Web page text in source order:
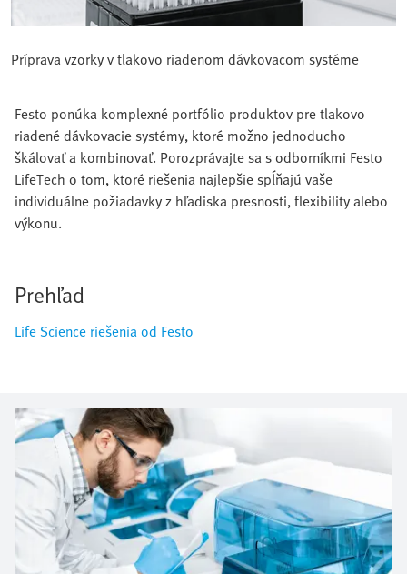
Príprava vzorky v tlakovo riadenom dávkovacom systéme
Festo ponúka komplexné portfólio produktov pre tlakovo
riadené dávkovacie systémy, ktoré možno jednoducho
škálovať a kombinovať. Porozprávajte sa s odborníkmi Festo
LifeTech o tom, ktoré riešenia najlepšie spĺňajú vaše
individuálne požiadavky z hľadiska presnosti, flexibility alebo
výkonu.
Prehľad
Life Science riešenia od Festo